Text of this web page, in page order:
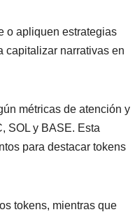
o apliquen estrategias
capitalizar narrativas en
métricas de atención y
SOL y BASE. Esta
para destacar tokens
tokens, mientras que